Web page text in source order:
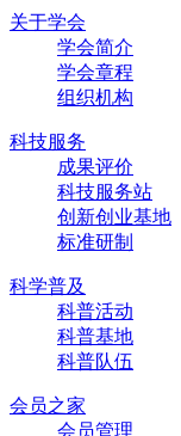
关于学会
学会简介
学会章程
组织机构
科技服务
成果评价
科技服务站
创新创业基地
标准研制
科学普及
科普活动
科普基地
科普队伍
会员之家
会员管理